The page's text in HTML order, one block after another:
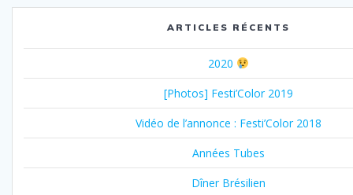
ARTICLES RÉCENTS
2020
[Photos] Festi’Color 2019
Vidéo de l’annonce : Festi’Color 2018
Années Tubes
Dîner Brésilien